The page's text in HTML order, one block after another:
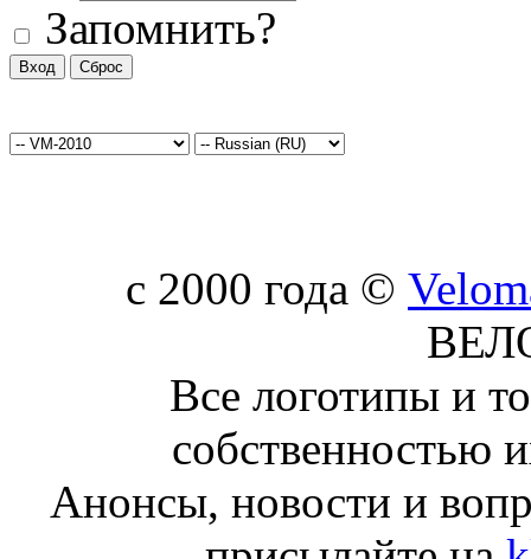
Запомнить?
c 2000 года ©
Все логотипы и
собственностью
Анонсы, новости и